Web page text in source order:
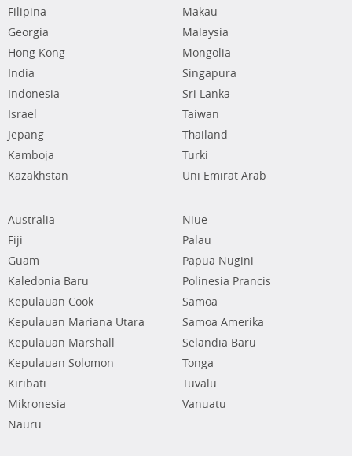
Filipina
Georgia
Hong Kong
India
Indonesia
Israel
Jepang
Kamboja
Kazakhstan
Makau
Malaysia
Mongolia
Singapura
Sri Lanka
Taiwan
Thailand
Turki
Uni Emirat Arab
Australia
Fiji
Guam
Kaledonia Baru
Kepulauan Cook
Kepulauan Mariana Utara
Kepulauan Marshall
Kepulauan Solomon
Kiribati
Mikronesia
Nauru
Niue
Palau
Papua Nugini
Polinesia Prancis
Samoa
Samoa Amerika
Selandia Baru
Tonga
Tuvalu
Vanuatu